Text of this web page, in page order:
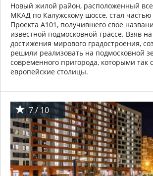
Новый жилой район, расположенный
МКАД по Калужскому шоссе, стал
Проекта А101, получившего свое
известной подмосковной трассе. Взяв
достижения мирового градостроения,
решили реализовать на подмосковной
современного пригорода, которыми так
европейские столицы.
7 / 10